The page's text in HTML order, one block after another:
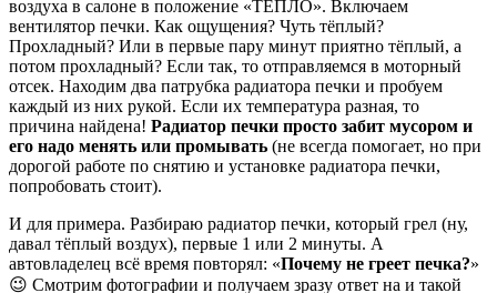
воздуха в салоне в положение «ТЕПЛО». Включаем
вентилятор печки. Как ощущения? Чуть тёплый?
Прохладный? Или в первые пару минут приятно тёплый, а
потом прохладный? Если так, то отправляемся в моторный
отсек. Находим два патрубка радиатора печки и пробуем
каждый из них рукой. Если их температура разная, то
причина найдена! Радиатор печки просто забит мусором и
его надо менять или промывать (не всегда помогает, но при
дорогой работе по снятию и установке радиатора печки,
попробовать стоит).
И для примера. Разбираю радиатор печки, который грел (ну,
давал тёплый воздух), первые 1 или 2 минуты. А
автовладелец всё время повторял: «Почему не греет печка?»
😉 Смотрим фотографии и получаем зразу ответ на и такой